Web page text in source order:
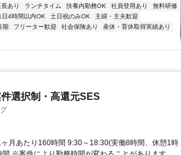
あり ランチタイム 扶養内勤務OK 社員登用あり
無料研修
日4時間以内OK 土日祝のみOK
主婦・主夫歓迎
期 フリーター歓迎 社会保険あり
産休・育休取得実績あり
選択制・高還元SES
月あたり160時間 9:30～18:30(実働8時間、休憩1時